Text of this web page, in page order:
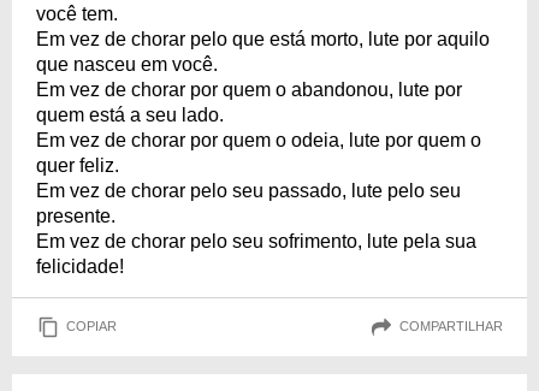
você tem.
Em vez de chorar pelo que está morto, lute por aquilo
que nasceu em você.
Em vez de chorar por quem o abandonou, lute por
quem está a seu lado.
Em vez de chorar por quem o odeia, lute por quem o
quer feliz.
Em vez de chorar pelo seu passado, lute pelo seu
presente.
Em vez de chorar pelo seu sofrimento, lute pela sua
felicidade!
COPIAR COMPARTILHAR